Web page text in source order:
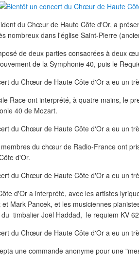
du Chœur de Haute Côte d'Or, a
nombreux dans l'église Saint-Pierre
de deux parties consacrées à deux
de la Symphonie 40, puis le
Race ont interprété, à quatre mains, le
40 de Mozart.
du chœur de Radio-France ont
d'Or.
d'Or a interprété, avec les artistes
Mark Pancek, et les musiciennes
timbalier Joël Haddad, le requiem KV
une commande anonyme pour une